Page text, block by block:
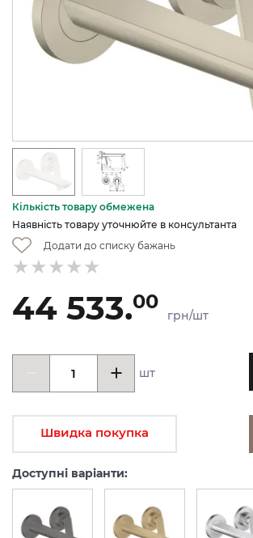
Кількість товару обмежена
Наявність товару уточнюйте в консультанта
Додати до списку бажань
44 533.00
грн/шт
шт
Швидка покупка
Доступні варіанти: